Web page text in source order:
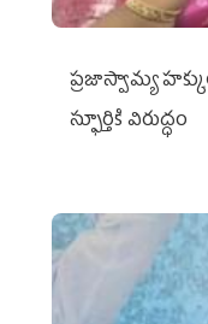
ప్రజాస్వామ్య
స్ఫూర్తికి విరుద్ధం